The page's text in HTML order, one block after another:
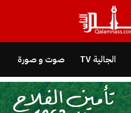
الجالية TV صوت و صورة